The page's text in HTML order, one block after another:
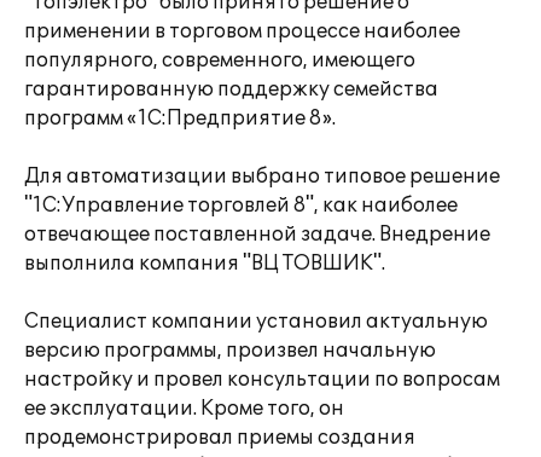
применении в торговом процессе наиболее
популярного, современного, имеющего
гарантированную поддержку семейства
программ «1С:Предприятие 8».
Для автоматизации выбрано типовое решение
"1С:Управление торговлей 8", как наиболее
отвечающее поставленной задаче. Внедрение
выполнила компания "ВЦ ТОВШИК".
Специалист компании установил актуальную
версию программы, произвел начальную
настройку и провел консультации по вопросам
ее эксплуатации. Кроме того, он
продемонстрировал приемы создания